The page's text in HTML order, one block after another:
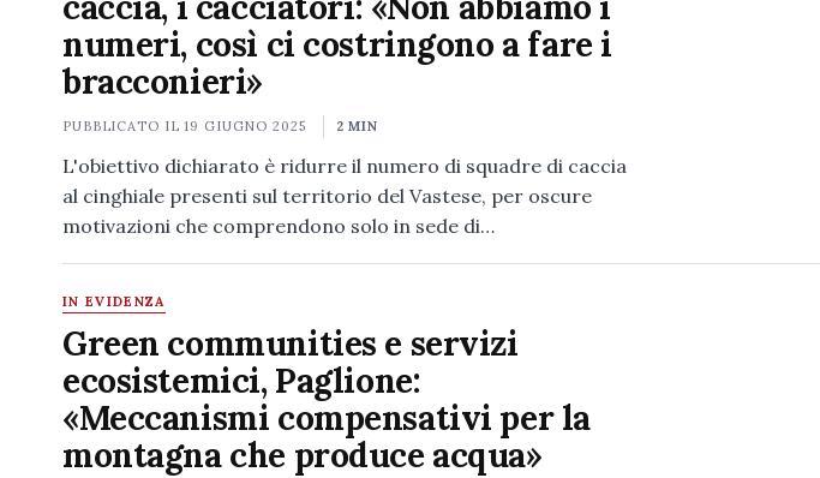
numeri, così ci costringono a fare i
bracconieri»
PUBBLICATO IL19 GIUGNO 2025 2 MIN
L'obiettivo dichiarato è ridurre il numero di squadre di caccia
al cinghiale presenti sul territorio del Vastese, per oscure
motivazioni che comprendono solo in sede di…
IN EVIDENZA
Green communities e servizi
ecosistemici, Paglione:
«Meccanismi compensativi per la
montagna che produce acqua»